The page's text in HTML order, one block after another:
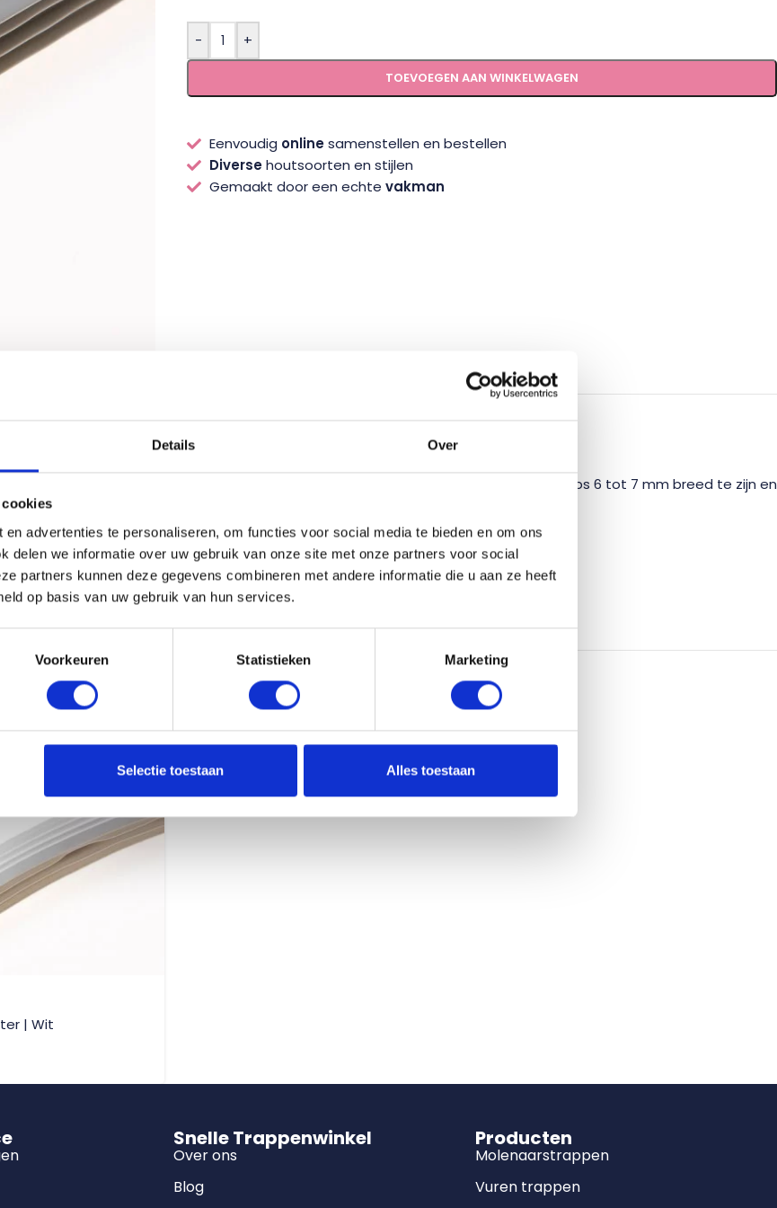
Details Over
cookies
advertenties te personaliseren, om functies voor social media te bieden en om ons
delen we informatie over uw gebruik van onze site met onze partners voor social
partners kunnen deze gegevens combineren met andere informatie die u aan ze heeft
op basis van uw gebruik van hun services.
Voorkeuren Statistieken Marketing
Selectie toestaan Alles toestaan
- +
TOEVOEGEN AAN WINKELWAGEN
Eenvoudig onlinesamenstellen en bestellen
Diversehoutsoorten en stijlen
Gemaakt door een echte vakman
ook in een bestaande infrezing gebruikt worden. De infrezing moet voor deze strips 6 tot 7 mm breed te zijn en
korting.
| Wit
Snelle Trappenwinkel
Over ons
Blog
Producten
Molenaarstrappen
Vuren trappen